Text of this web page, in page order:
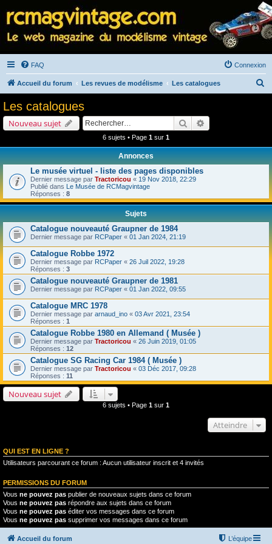
FAQ Connexion
Accueil du forum Les revues de modélisme Les catalogues
e
Les catalogues
Nouveau sujet Rechercher
6 sujets • Page 1 sur 1
Annonces
Le musée virtuel - liste des pages disponibles
Dernier message par Tractoricou « 19 Nov 2018, 22:29
Publié dans Le Musée de RCMagvintage
Réponses : 8
Sujets
Catalogue nouveauté Graupner de 1984
Dernier message par RCPaper « 01 Jan 2024, 21:19
Catalogue Robbe 1972
Dernier message par RCPaper « 26 Juil 2022, 19:28
Réponses : 3
Catalogue nouveauté Graupner de 1981
Dernier message par RCPaper « 01 Jan 2022, 09:55
Catalogue MRC 1978
Dernier message par arnaud_ino « 03 Avr 2021, 23:54
Réponses : 1
Catalogue Robbe 1980 en Allemand ( Musée )
Dernier message par Tractoricou « 26 Juin 2019, 01:05
Réponses : 12
Catalogue SG Racing Car 1984 ( Musée )
Dernier message par Tractoricou « 03 Déc 2017, 09:28
Réponses : 11
Nouveau sujet
6 sujets • Page 1 sur 1
Atteindre
QUI EST EN LIGNE ?
Utilisateurs parcourant ce forum : Aucun utilisateur inscrit et 4 invités
PERMISSIONS DU FORUM
Vous ne pouvez pas publier de nouveaux sujets dans ce forum
Vous ne pouvez pas répondre aux sujets dans ce forum
Vous ne pouvez pas éditer vos messages dans ce forum
Vous ne pouvez pas supprimer vos messages dans ce forum
Accueil du forum L’équipe